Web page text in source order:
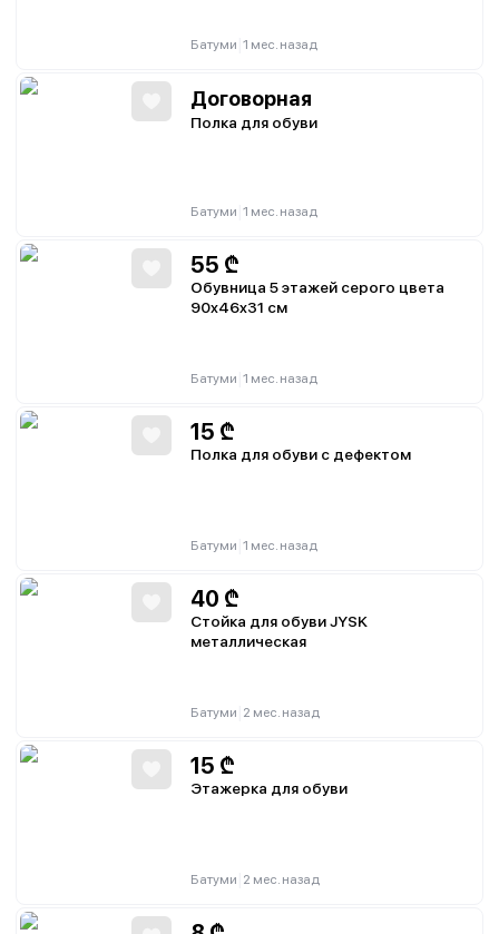
Батуми 1 мес. назад
Договорная
Полка для обуви
Батуми 1 мес. назад
55 ₾
Обувница 5 этажей серого цвета
90x46x31 см
Батуми 1 мес. назад
15 ₾
Полка для обуви с дефектом
Батуми 1 мес. назад
40 ₾
Стойка для обуви JYSK
металлическая
Батуми 2 мес. назад
15 ₾
Этажерка для обуви
Батуми 2 мес. назад